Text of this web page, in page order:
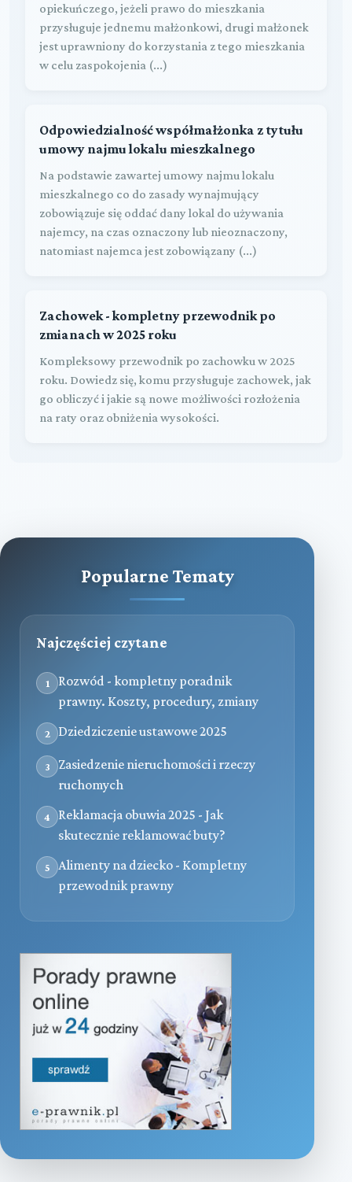
opiekuńczego, jeżeli prawo do mieszkania
przysługuje jednemu małżonkowi, drugi małżonek
jest uprawniony do korzystania z tego mieszkania
w celu zaspokojenia (...)
Odpowiedzialność współmałżonka z tytułu
umowy najmu lokalu mieszkalnego
Na podstawie zawartej umowy najmu lokalu
mieszkalnego co do zasady wynajmujący
zobowiązuje się oddać dany lokal do używania
najemcy, na czas oznaczony lub nieoznaczony,
natomiast najemca jest zobowiązany (...)
Zachowek - kompletny przewodnik po
zmianach w 2025 roku
Kompleksowy przewodnik po zachowku w 2025
roku. Dowiedz się, komu przysługuje zachowek, jak
go obliczyć i jakie są nowe możliwości rozłożenia
na raty oraz obniżenia wysokości.
Popularne Tematy
Najczęściej czytane
1
Rozwód - kompletny poradnik
prawny. Koszty, procedury, zmiany
2 Dziedziczenie ustawowe 2025
3
Zasiedzenie nieruchomości i rzeczy
ruchomych
4
Reklamacja obuwia 2025 - Jak
skutecznie reklamować buty?
5
Alimenty na dziecko - Kompletny
przewodnik prawny